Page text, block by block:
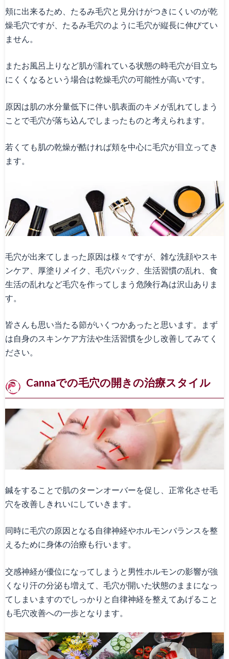
頬に出来るため、たるみ毛穴と見分けがつきにくいのが乾
燥毛穴ですが、たるみ毛穴のように毛穴が縦長に伸びてい
ません。
またお風呂上りなど肌が濡れている状態の時毛穴が目立ち
にくくなるという場合は乾燥毛穴の可能性が高いです。
原因は肌の水分量低下に伴い肌表面のキメが乱れてしまう
ことで毛穴が落ち込んでしまったものと考えられます。
若くても肌の乾燥が酷ければ頬を中心に毛穴が目立ってき
ます。
毛穴が出来てしまった原因は様々ですが、雑な洗顔やスキ
ンケア、厚塗りメイク、毛穴パック、生活習慣の乱れ、食
生活の乱れなど毛穴を作ってしまう危険行為は沢山ありま
す。
皆さんも思い当たる節がいくつかあったと思います。まず
は自身のスキンケア方法や生活習慣を少し改善してみてく
ださい。
Cannaでの毛穴の開きの治療スタイル
鍼をすることで肌のターンオーバーを促し、正常化させ毛
穴を改善しきれいにしていきます。
同時に毛穴の原因となる自律神経やホルモンバランスを整
えるために身体の治療も行います。
交感神経が優位になってしまうと男性ホルモンの影響が強
くなり汗の分泌も増えて、毛穴が開いた状態のままになっ
てしまいますのでしっかりと自律神経を整えてあげること
も毛穴改善への一歩となります。